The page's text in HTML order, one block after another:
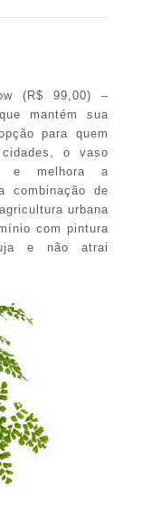
(R$ 99,00) –
mantém sua
para quem
o vaso
e melhora a
combinação de
urbana
com pintura
e não atrai